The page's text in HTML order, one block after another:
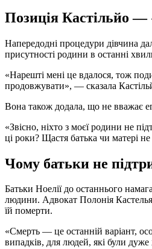
Позиція Кастільйо —
Напередодні процедури дівчина
присутності родини в останні
«Нарешті мені це вдалося, тож
продовжувати», — сказала
Вона також додала, що не вважає
«Звісно, ніхто з моєї родини не
ці роки? Щастя батька чи матері
Чому батьки не
Батьки Ноелії до останнього
людини. Адвокат Полонія
їй померти.
«Смерть — це останній варіант,
випадків, для людей, які були